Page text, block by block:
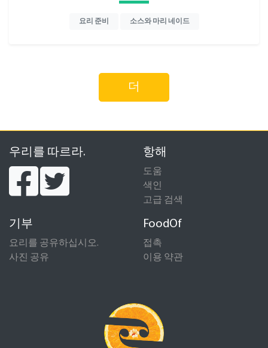
요리 준비 소스와 마리 네이드
더
우리를 따르라. 항해
도움
색인
고급 검색
기부
요리를 공유하십시오.
사진 공유
FoodOf
접촉
이용 약관